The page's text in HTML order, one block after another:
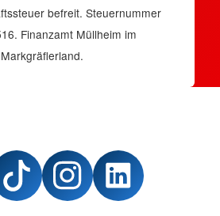
befreit. Steuernummer
Finanzamt Müllheim im
Markgräflerland.